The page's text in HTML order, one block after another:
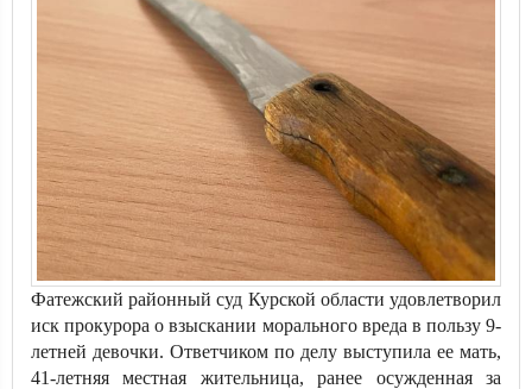
Фатежский районный суд Курской области удовлетворил
иск прокурора о взыскании морального вреда в пользу 9-
летней девочки. Ответчиком по делу выступила ее мать,
41-летняя местная жительница, ранее осужденная за